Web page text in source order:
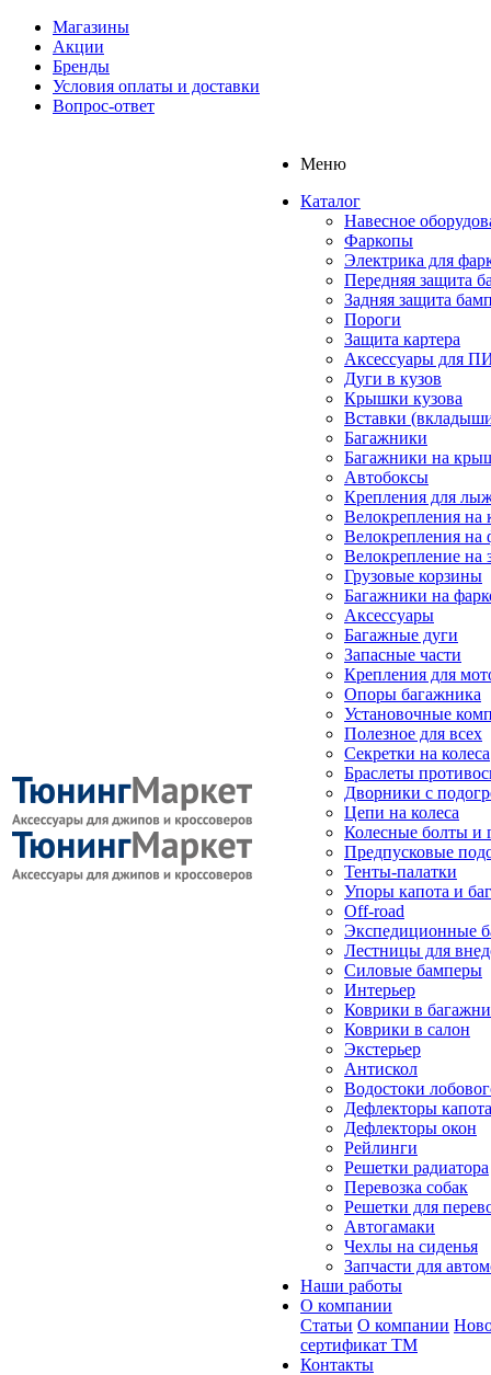
Магазины
Акции
Бренды
Условия оплаты и доставки
Вопрос-ответ
Меню
Каталог
Навесное
Фаркопы
Электрика для
Передняя защита
Задняя защита
Пороги
Защита картера
Аксессуары для
Дуги в кузов
Крышки кузова
Вставки
Багажники
Багажники на
Автобоксы
Крепления для
Велокрепления
Велокрепления на
Велокрепление на
Грузовые корзины
Багажники на
Аксессуары
Багажные дуги
Запасные части
Крепления для
Опоры багажника
Установочные
Полезное для всех
Секретки на колеса
Браслеты
Дворники с
Цепи на колеса
Колесные болты и
Предпусковые
Тенты-палатки
Упоры капота и
Off-road
Экспедиционные
Лестницы для
Силовые бамперы
Интерьер
Коврики в
Коврики в салон
Экстерьер
Антискол
Водостоки
Дефлекторы капота
Дефлекторы окон
Рейлинги
Решетки радиатора
Перевозка собак
Решетки для
Автогамаки
Чехлы на сиденья
Запчасти для
Наши работы
О компании
Статьи О компании
сертификат ТМ
Контакты